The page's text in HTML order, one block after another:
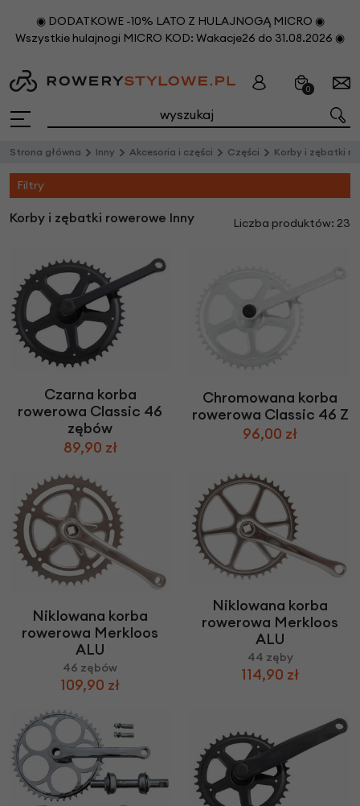
◉ DODATKOWE -10% LATO Z HULAJNOGĄ MICRO ◉
Wszystkie hulajnogi MICRO KOD: Wakacje26 do 31.08.2026 ◉
0
Strona główna Inny Akcesoria i części Części Korby i zębatki
Filtry
Korby i zębatki rowerowe Inny Liczba produktów: 23
Czarna korba
rowerowa Classic 46
zębów
89,90 zł
Chromowana korba
rowerowa Classic 46 Z
96,00 zł
Niklowana korba
rowerowa Merkloos
ALU
46 zębów
109,90 zł
Niklowana korba
rowerowa Merkloos
ALU
44 zęby
114,90 zł